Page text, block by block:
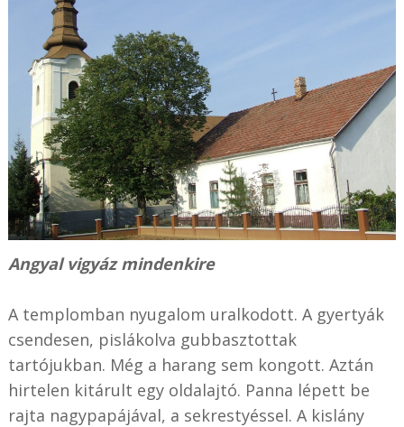
Angyal vigyáz mindenkire
A templomban nyugalom uralkodott. A gyertyák
csendesen, pislákolva gubbasztottak
tartójukban. Még a harang sem kongott. Aztán
hirtelen kitárult egy oldalajtó. Panna lépett be
rajta nagypapájával, a sekrestyéssel. A kislány